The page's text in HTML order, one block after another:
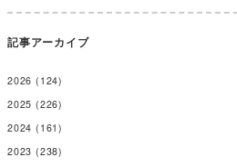
記事アーカイブ
2026 (124)
2025 (226)
2024 (161)
2023 (238)